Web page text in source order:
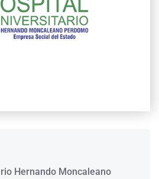
Hernando Moncaleano